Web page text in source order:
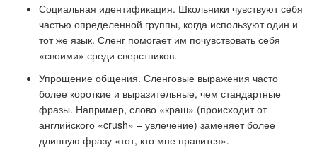
Социальная идентификация. Школьники чувствуют себя
частью определенной группы, когда используют один и
тот же язык. Сленг помогает им почувствовать себя
«своими» среди сверстников.
Упрощение общения. Сленговые выражения часто
более короткие и выразительные, чем стандартные
фразы. Например, слово «краш» (происходит от
английского «crush» – увлечение) заменяет более
длинную фразу «тот, кто мне нравится».